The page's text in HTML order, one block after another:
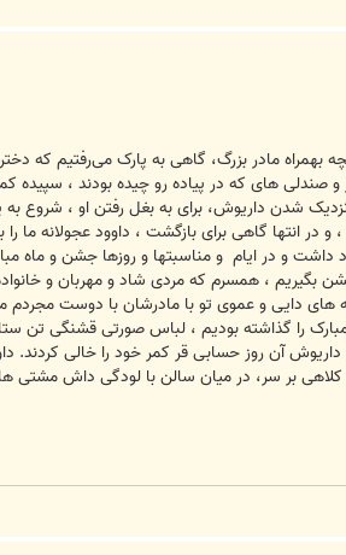
بهمراه مادر بزرگ، گاهی به پارک می‌رفتیم که
صندلی های که در پیاده رو چیده بودند ، سپیده
شدن داریوش، برای به بغل رفتن او ، شروع
، و در انتها گاهی برای بازگشت ، داوود عجولانه
و در ایام و مناسبتها و روزها جشن و ماه
بگیریم ، همسرم که مردی شاد و مهربان و
دایی و عموی تو با مادرشان با دوست مجردم
را گذاشته بودیم ، لباس صورتی قشنگی تن
آن روز حسابی قر کمر خود را خالی کردند.
کلاهی بر سر، در میان سالن با لودگی داش